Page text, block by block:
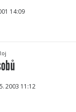
14:09
5.2003 11:12